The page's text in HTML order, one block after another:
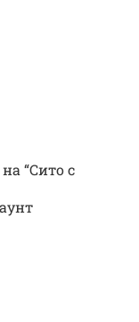
“Сито с